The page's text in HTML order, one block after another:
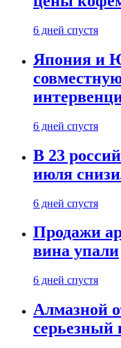
6 дней спустя
Япония и
6 дней спустя
В 23
июля
6 дней спустя
Продажи
вина упали
6 дней спустя
Алмазной
серьезный